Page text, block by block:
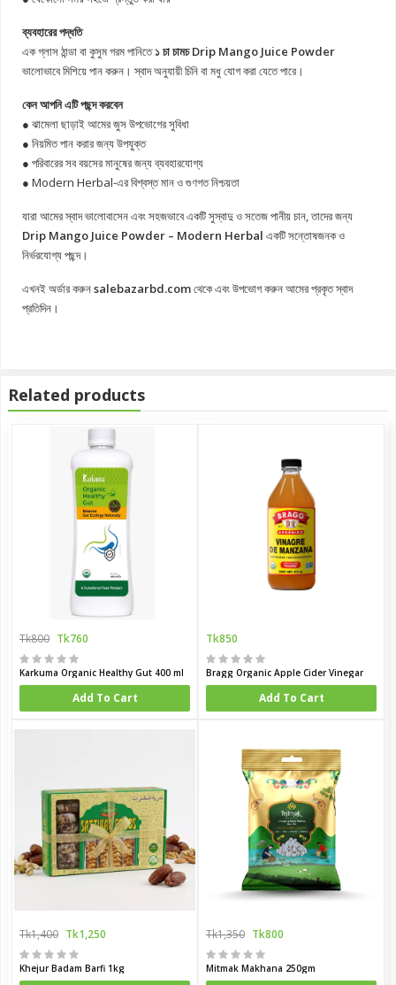
ব্যবহারের পদ্ধতি
এক গ্লাস ঠান্ডা বা কুসুম গরম পানিতে১ চা চামচ Drip Mango Juice Powder
ভালোভাবে মিশিয়ে পান করুন। স্বাদ অনুযায়ী চিনি বা মধু যোগ করা যেতে পারে।
কেন আপনি এটি পছন্দ করবেন
● ঝামেলা ছাড়াই আমের জুস উপভোগের সুবিধা
● নিয়মিত পান করার জন্য উপযুক্ত
● পরিবারের সব বয়সের মানুষের জন্য ব্যবহারযোগ্য
● Modern Herbal-এর বিশ্বস্ত মান ও গুণগত নিশ্চয়তা
যারা আমের স্বাদ ভালোবাসেন এবং সহজভাবে একটি সুস্বাদু ও সতেজ পানীয় চান, তাদের জন্য
Drip Mango Juice Powder – Modern Herbal একটি সন্তোষজনক ও
নির্ভরযোগ্য পছন্দ।
এখনই অর্ডার করুনsalebazarbd.comথেকে এবং উপভোগ করুন আমের প্রকৃত স্বাদ
প্রতিদিন।
Related products
Tk800 Tk760
Karkuma Organic Healthy Gut 400 ml
Add To Cart
Tk850
Bragg Organic Apple Cider Vinegar
Add To Cart
Tk1,400 Tk1,250
Khejur Badam Barfi 1kg
Tk1,350 Tk800
Mitmak Makhana 250gm